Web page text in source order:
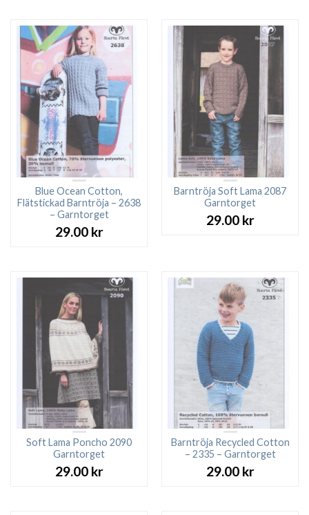
Blue Ocean Cotton,
Flätstickad Barntröja – 2638
– Garntorget
29.00 kr
Barntröja Soft Lama 2087
Garntorget
29.00 kr
Soft Lama Poncho 2090
Garntorget
29.00 kr
Barntröja Recycled Cotton
– 2335 – Garntorget
29.00 kr